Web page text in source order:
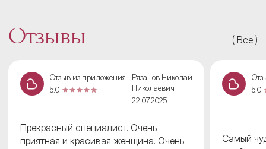
Отзывы Все
Отзыв из приложения
5.0
Рязанов Николай
Николаевич
22.07.2025
Прекрасный специалист. Очень
приятная и красивая женщина. Очень
5.0
Самый